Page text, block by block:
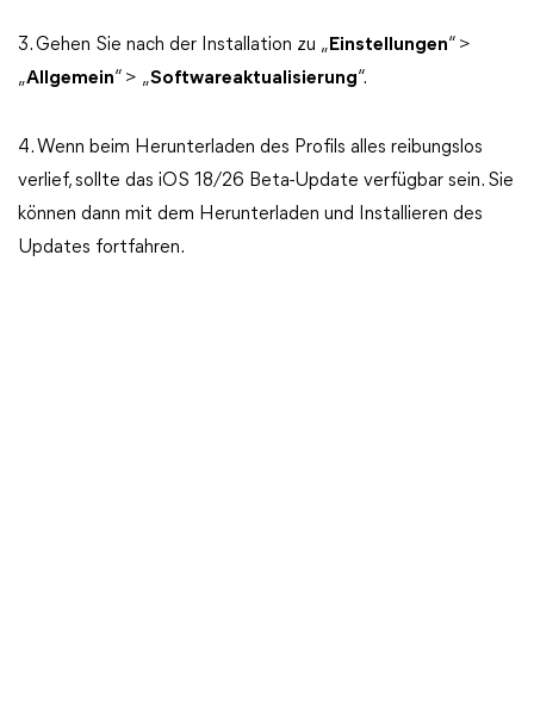
3. Gehen Sie nach der Installation zu „ Einstellungen“ >
„Allgemein“ > „Softwareaktualisierung“.
4. Wenn beim Herunterladen des Profils alles reibungslos
verlief, sollte das iOS 18/26 Beta-Update verfügbar sein. Sie
können dann mit dem Herunterladen und Installieren des
Updates fortfahren.